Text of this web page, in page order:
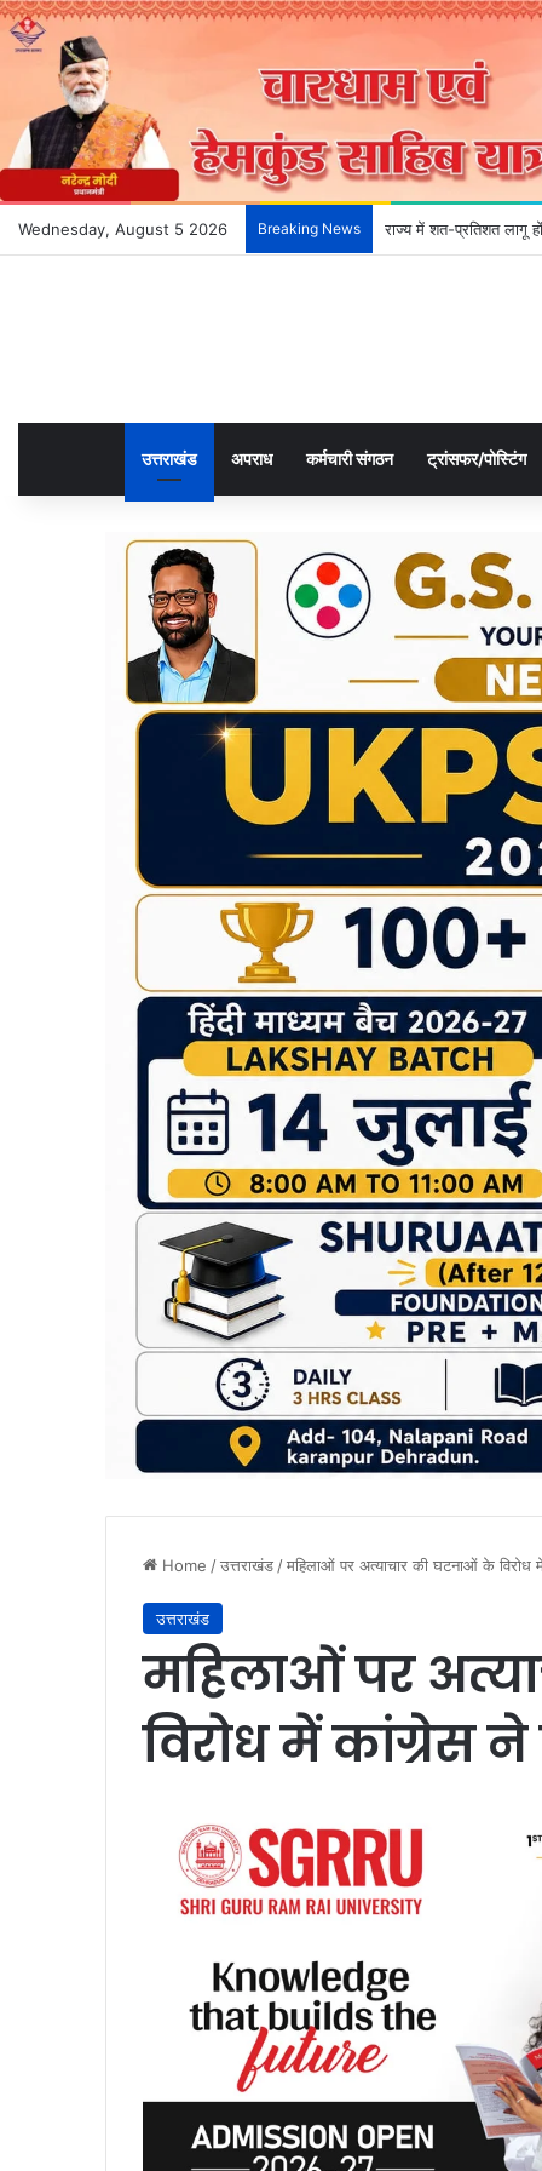
Wednesday, August 5 2026 Breaking News राज्य में शत-प्रतिशत लागू
उत्तराखंड अपराध कर्मचारी संगठन ट्रांसफर/पोस्टिंग
Home /उत्तराखंड/महिलाओं पर अत्याचार की घटनाओं के
उत्तराखंड
महिलाओं पर
विरोध में कांग्रेस